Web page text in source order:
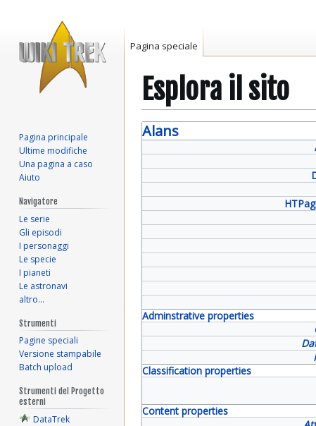
Esplora il sito
Vai
alla
Vai
alla
Alans
Adminstrative properties
Classification properties
Content properties
Pagina speciale
Pagina principale
Ultime modifiche
Una pagina a caso
Aiuto
Navigatore
Le serie
Gli episodi
I personaggi
Le specie
I pianeti
Le astronavi
altro…
Strumenti
Pagine speciali
Versione stampabile
Batch upload
Strumenti del Progetto
esterni
DataTrek